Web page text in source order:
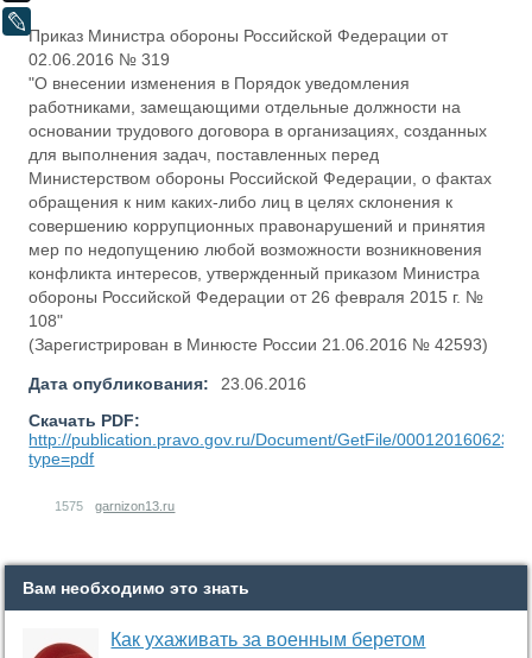
Приказ Министра обороны Российской Федерации от
02.06.2016 № 319
"О внесении изменения в Порядок уведомления
работниками, замещающими отдельные должности на
основании трудового договора в организациях, созданных
для выполнения задач, поставленных перед
Министерством обороны Российской Федерации, о фактах
обращения к ним каких-либо лиц в целях склонения к
совершению коррупционных правонарушений и принятия
мер по недопущению любой возможности возникновения
конфликта интересов, утвержденный приказом Министра
обороны Российской Федерации от 26 февраля 2015 г. №
108"
(Зарегистрирован в Минюсте России 21.06.2016 № 42593)
Дата опубликования:
23.06.2016
Скачать PDF:
http://publication.pravo.gov.ru/Document/GetFile/
type=pdf
1575 garnizon13.ru
Вам необходимо это знать
Как ухаживать за военным беретом